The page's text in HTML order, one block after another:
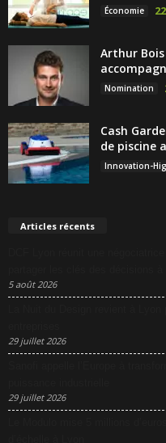
Économie
Arthur
Nomination
Cash
de piscine
Innovation-
Articles récents
5 août 2026
29 juillet 2026
29 juillet 2026